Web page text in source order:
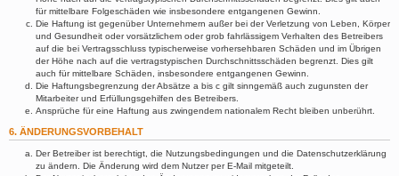
für mittelbare Folgeschäden wie insbesondere entgangenen Gewinn.
Die Haftung ist gegenüber Unternehmern außer bei der Verletzung von Leben, Körper
und Gesundheit oder vorsätzlichem oder grob fahrlässigem Verhalten des Betreibers
auf die bei Vertragsschluss typischerweise vorhersehbaren Schäden und im Übrigen
der Höhe nach auf die vertragstypischen Durchschnittsschäden begrenzt. Dies gilt
auch für mittelbare Schäden, insbesondere entgangenen Gewinn.
Die Haftungsbegrenzung der Absätze a bis c gilt sinngemäß auch zugunsten der
Mitarbeiter und Erfüllungsgehilfen des Betreibers.
Ansprüche für eine Haftung aus zwingendem nationalem Recht bleiben unberührt.
6. ÄNDERUNGSVORBEHALT
Der Betreiber ist berechtigt, die Nutzungsbedingungen und die Datenschutzerklärung
zu ändern. Die Änderung wird dem Nutzer per E-Mail mitgeteilt.